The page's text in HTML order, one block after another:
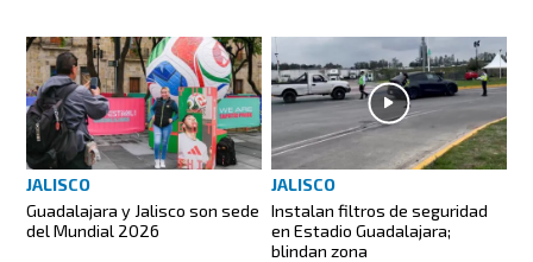
JALISCO
Guadalajara y Jalisco son sede
del Mundial 2026
JALISCO
Instalan filtros de seguridad
en Estadio Guadalajara;
blindan zona